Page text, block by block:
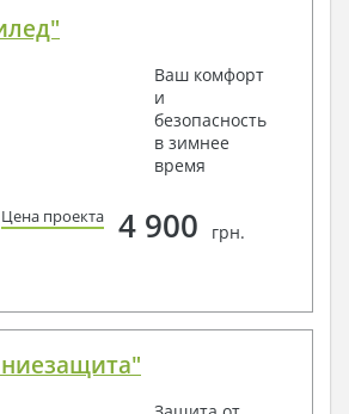
Ваш комфорт
и
безопасность
в зимнее
время
Цена проекта 4 900 грн.